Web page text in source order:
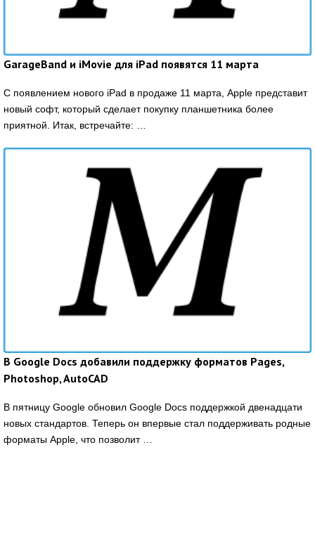
GarageBand и iMovie для iPad появятся 11 марта
С появлением нового iPad в продаже 11 марта, Apple представит
новый софт, который сделает покупку планшетника более
приятной. Итак, встречайте: …
В Google Docs добавили поддержку форматов Pages,
Photoshop, AutoCAD
В пятницу Google обновил Google Docs поддержкой двенадцати
новых стандартов. Теперь он впервые стал поддерживать родные
форматы Apple, что позволит …